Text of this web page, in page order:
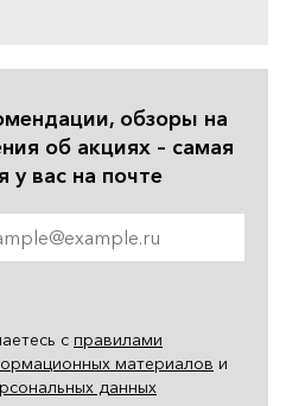
обзоры на
об акциях – самая
вас на почте
с правилами
материалов и
данных